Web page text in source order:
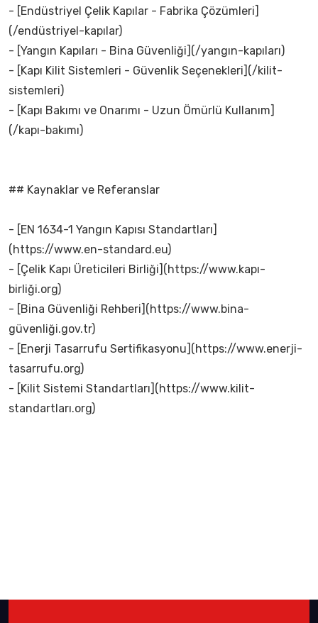
- [Endüstriyel Çelik Kapılar - Fabrika Çözümleri]
(/endüstriyel-kapılar)
- [Yangın Kapıları - Bina Güvenliği](/yangın-kapıları)
- [Kapı Kilit Sistemleri - Güvenlik Seçenekleri](/kilit-
sistemleri)
- [Kapı Bakımı ve Onarımı - Uzun Ömürlü Kullanım]
(/kapı-bakımı)
## Kaynaklar ve Referanslar
- [EN 1634-1 Yangın Kapısı Standartları]
(https://www.en-standard.eu)
- [Çelik Kapı Üreticileri Birliği](https://www.kapı-
birliği.org)
- [Bina Güvenliği Rehberi](https://www.bina-
güvenliği.gov.tr)
- [Enerji Tasarrufu Sertifikasyonu](https://www.enerji-
tasarrufu.org)
- [Kilit Sistemi Standartları](https://www.kilit-
standartları.org)